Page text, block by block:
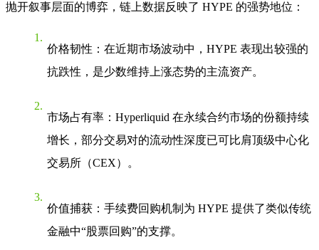
抛开叙事层面的博弈，链上数据反映了 HYPE 的强势地位：
价格韧性 ：在近期市场波动中，HYPE 表现出较强的
抗跌性，是少数维持上涨态势的主流资产。
市场占有率 ：Hyperliquid 在永续合约市场的份额持续
增长，部分交易对的流动性深度已可比肩顶级中心化
交易所（CEX）。
价值捕获 ：手续费回购机制为 HYPE 提供了类似传统
金融中“股票回购”的支撑。